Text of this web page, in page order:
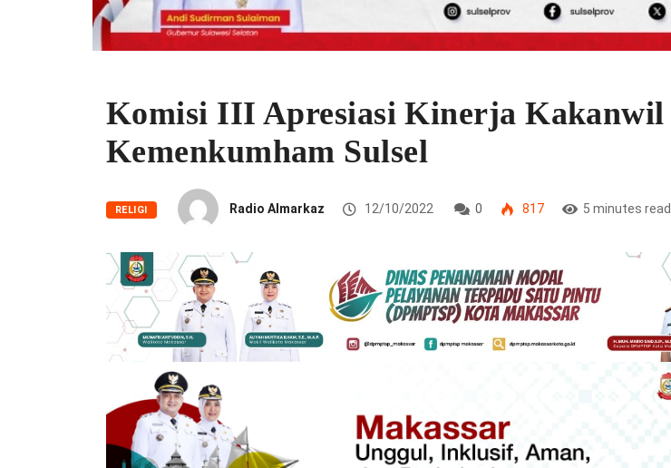
Komisi III Apresiasi Kinerja Kakanwil
Kemenkumham Sulsel
RELIGI Radio Almarkaz 12/10/2022 0 817 5 minutes read